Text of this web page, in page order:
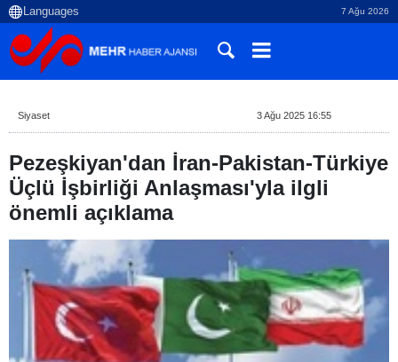
7 Ağu 2026
Siyaset 3 Ağu 2025 16:55
Pezeşkiyan'dan İran-Pakistan-Türkiye
Üçlü İşbirliği Anlaşması'yla ilgli
önemli açıklama